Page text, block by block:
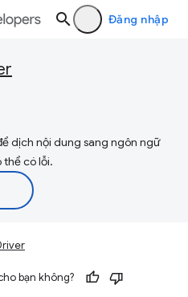
Đăng nhập
dịch nội dung sang ngôn ngữ
thể có lỗi.
bạn không?